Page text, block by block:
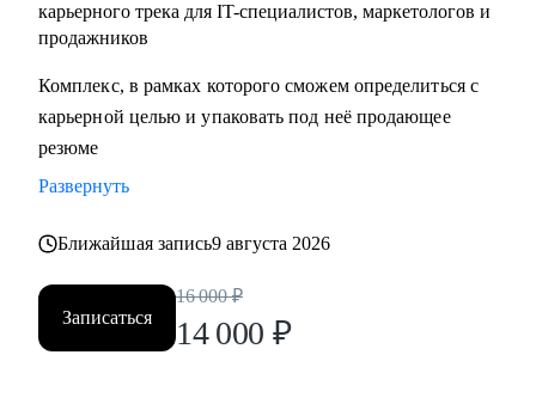
карьерного трека для IT-специалистов, маркетологов и
продажников
Комплекс, в рамках которого сможем определиться с
карьерной целью и упаковать под неё продающее
резюме
Развернуть
Ближайшая запись9 августа 2026
Записаться
16 000 ₽
14 000 ₽